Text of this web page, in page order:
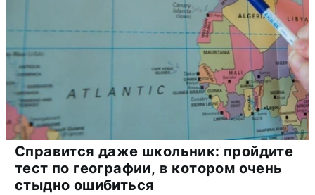
Справится даже школьник: пройдите
тест по географии, в котором очень
стыдно ошибиться